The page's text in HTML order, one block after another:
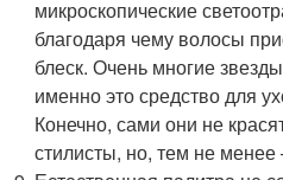
микроскопические
благодаря чему волосы
блеск. Очень многие
именно это средство для
Конечно, сами они не
стилисты, но, тем не